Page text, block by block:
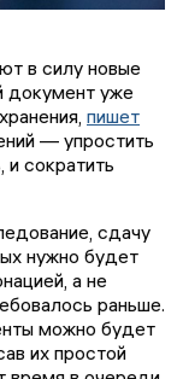
в силу новые
документ уже
пишет
— упростить
и сократить
сдачу
нужно будет
а не
раньше.
можно будет
их простой